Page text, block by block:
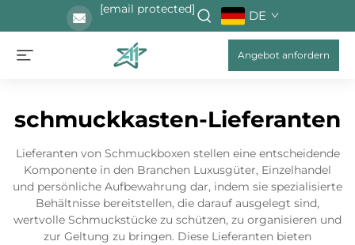
[email protected] DE
Angebot anfordern
schmuckkasten-Lieferanten
Lieferanten von Schmuckboxen stellen eine entscheidende
Komponente in den Branchen Luxusgüter, Einzelhandel
und persönliche Aufbewahrung dar, indem sie spezialisierte
Behältnisse bereitstellen, die darauf ausgelegt sind,
wertvolle Schmuckstücke zu schützen, zu organisieren und
zur Geltung zu bringen. Diese Lieferanten bieten